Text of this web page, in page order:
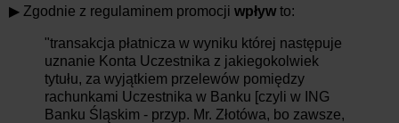
▶ Zgodnie z regulaminem promocji wpływ to:
"transakcja płatnicza w wyniku której następuje
uznanie Konta Uczestnika z jakiegokolwiek
tytułu, za wyjątkiem przelewów pomiędzy
rachunkami Uczestnika w Banku [czyli w ING
Banku Śląskim - przyp. Mr. Złotówa, bo zawsze,